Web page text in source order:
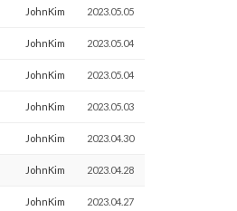
JohnKim 2023.05.05
JohnKim 2023.05.04
JohnKim 2023.05.04
JohnKim 2023.05.03
JohnKim 2023.04.30
JohnKim 2023.04.28
JohnKim 2023.04.27